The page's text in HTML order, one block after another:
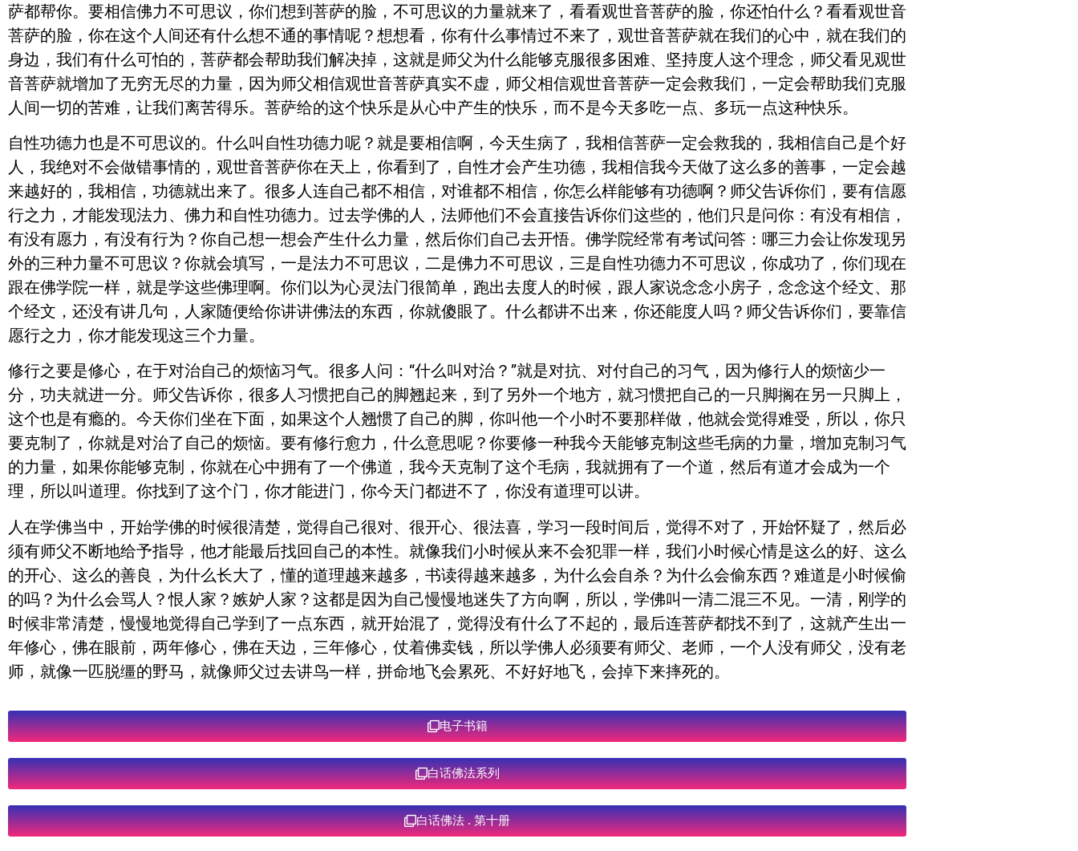
萨都帮你。要相信佛力不可思议，你们想到菩萨的脸，不可思议的力量就来了，看看观世音菩萨的脸，你还怕什么？看看观世音
菩萨的脸，你在这个人间还有什么想不通的事情呢？想想看，你有什么事情过不来了，观世音菩萨就在我们的心中，就在我们的
身边，我们有什么可怕的，菩萨都会帮助我们解决掉，这就是师父为什么能够克服很多困难、坚持度人这个理念，师父看见观世
音菩萨就增加了无穷无尽的力量，因为师父相信观世音菩萨真实不虚，师父相信观世音菩萨一定会救我们，一定会帮助我们克服
人间一切的苦难，让我们离苦得乐。菩萨给的这个快乐是从心中产生的快乐，而不是今天多吃一点、多玩一点这种快乐。
自性功德力也是不可思议的。什么叫自性功德力呢？就是要相信啊，今天生病了，我相信菩萨一定会救我的，我相信自己是个好
人，我绝对不会做错事情的，观世音菩萨你在天上，你看到了，自性才会产生功德，我相信我今天做了这么多的善事，一定会越
来越好的，我相信，功德就出来了。很多人连自己都不相信，对谁都不相信，你怎么样能够有功德啊？师父告诉你们，要有信愿
行之力，才能发现法力、佛力和自性功德力。过去学佛的人，法师他们不会直接告诉你们这些的，他们只是问你：有没有相信，
有没有愿力，有没有行为？你自己想一想会产生什么力量，然后你们自己去开悟。佛学院经常有考试问答：哪三力会让你发现另
外的三种力量不可思议？你就会填写，一是法力不可思议，二是佛力不可思议，三是自性功德力不可思议，你成功了，你们现在
跟在佛学院一样，就是学这些佛理啊。你们以为心灵法门很简单，跑出去度人的时候，跟人家说念念小房子，念念这个经文、那
个经文，还没有讲几句，人家随便给你讲讲佛法的东西，你就傻眼了。什么都讲不出来，你还能度人吗？师父告诉你们，要靠信
愿行之力，你才能发现这三个力量。
修行之要是修心，在于对治自己的烦恼习气。很多人问：“什么叫对治？”就是对抗、对付自己的习气，因为修行人的烦恼少一
分，功夫就进一分。师父告诉你，很多人习惯把自己的脚翘起来，到了另外一个地方，就习惯把自己的一只脚搁在另一只脚上，
这个也是有瘾的。今天你们坐在下面，如果这个人翘惯了自己的脚，你叫他一个小时不要那样做，他就会觉得难受，所以，你只
要克制了，你就是对治了自己的烦恼。要有修行愈力，什么意思呢？你要修一种我今天能够克制这些毛病的力量，增加克制习气
的力量，如果你能够克制，你就在心中拥有了一个佛道，我今天克制了这个毛病，我就拥有了一个道，然后有道才会成为一个
理，所以叫道理。你找到了这个门，你才能进门，你今天门都进不了，你没有道理可以讲。
人在学佛当中，开始学佛的时候很清楚，觉得自己很对、很开心、很法喜，学习一段时间后，觉得不对了，开始怀疑了，然后必
须有师父不断地给予指导，他才能最后找回自己的本性。就像我们小时候从来不会犯罪一样，我们小时候心情是这么的好、这么
的开心、这么的善良，为什么长大了，懂的道理越来越多，书读得越来越多，为什么会自杀？为什么会偷东西？难道是小时候偷
的吗？为什么会骂人？恨人家？嫉妒人家？这都是因为自己慢慢地迷失了方向啊，所以，学佛叫一清二混三不见。一清，刚学的
时候非常清楚，慢慢地觉得自己学到了一点东西，就开始混了，觉得没有什么了不起的，最后连菩萨都找不到了，这就产生出一
年修心，佛在眼前，两年修心，佛在天边，三年修心，仗着佛卖钱，所以学佛人必须要有师父、老师，一个人没有师父，没有老
师，就像一匹脱缰的野马，就像师父过去讲鸟一样，拼命地飞会累死、不好好地飞，会掉下来摔死的。
电子书籍
白话佛法系列
白话佛法 . 第十册